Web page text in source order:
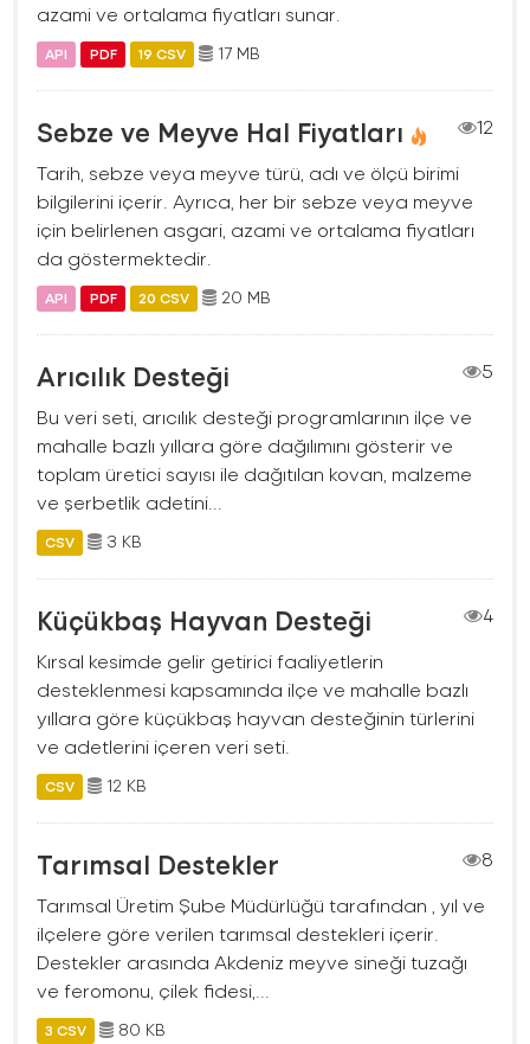
azami ve ortalama fiyatları sunar.
API PDF 19 CSV 17 MB
Sebze ve Meyve Hal Fiyatları
12
Tarih, sebze veya meyve türü, adı ve ölçü birimi
bilgilerini içerir. Ayrıca, her bir sebze veya meyve
için belirlenen asgari, azami ve ortalama fiyatları
da göstermektedir.
API PDF 20 CSV 20 MB
Arıcılık Desteği
5
Bu veri seti, arıcılık desteği programlarının ilçe ve
mahalle bazlı yıllara göre dağılımını gösterir ve
toplam üretici sayısı ile dağıtılan kovan, malzeme
ve şerbetlik adetini...
CSV 3 KB
Küçükbaş Hayvan Desteği
4
Kırsal kesimde gelir getirici faaliyetlerin
desteklenmesi kapsamında ilçe ve mahalle bazlı
yıllara göre küçükbaş hayvan desteğinin türlerini
ve adetlerini içeren veri seti.
CSV 12 KB
Tarımsal Destekler
8
Tarımsal Üretim Şube Müdürlüğü tarafından , yıl ve
ilçelere göre verilen tarımsal destekleri içerir.
Destekler arasında Akdeniz meyve sineği tuzağı
ve feromonu, çilek fidesi,...
3 CSV 80 KB